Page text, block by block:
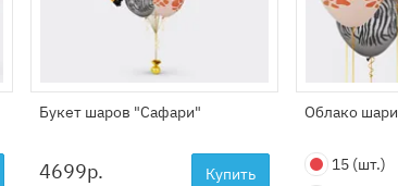
Букет шаров "Сафари"
4699р. Купить
Облако
15 (шт.)